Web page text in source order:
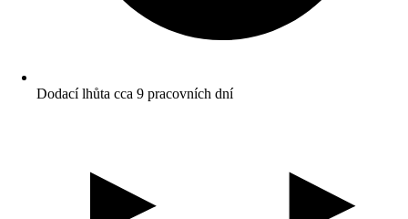
Dodací lhůta cca 9 pracovních dní